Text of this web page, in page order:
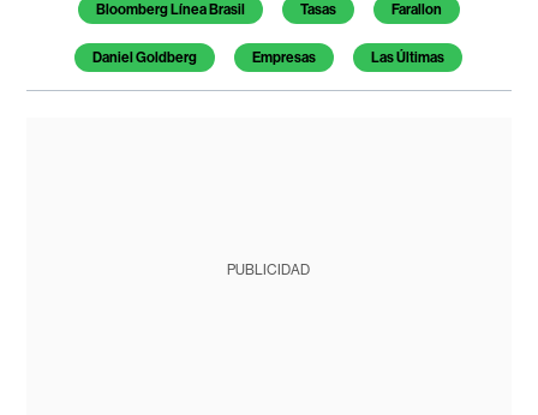
Bloomberg Línea Brasil Tasas Farallon
Daniel Goldberg Empresas Las Últimas
PUBLICIDAD